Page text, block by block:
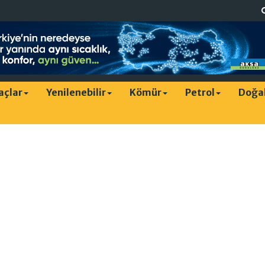
Yenilenebilir Kömür Petrol